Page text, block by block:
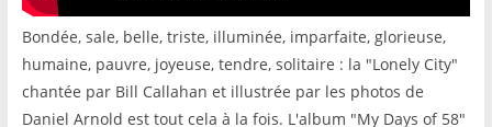
Bondée, sale, belle, triste, illuminée, imparfaite, glorieuse,
humaine, pauvre, joyeuse, tendre, solitaire : la "Lonely City"
chantée par Bill Callahan et illustrée par les photos de
Daniel Arnold est tout cela à la fois. L'album "My Days of 58"